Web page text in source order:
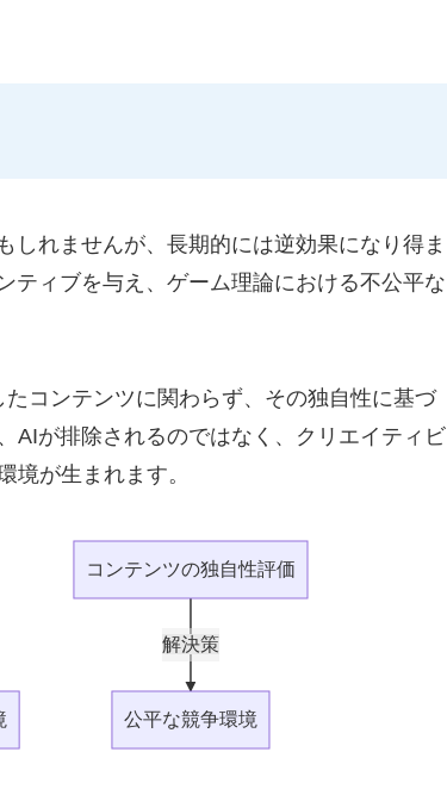
れませんが、長期的には逆効果になり得ま
ティブを与え、ゲーム理論における不公平な
コンテンツに関わらず、その独自性に基づ
AIが排除されるのではなく、クリエイティビ
境が生まれます。
解決策
コンテンツの独自性評価
公平な競争環境